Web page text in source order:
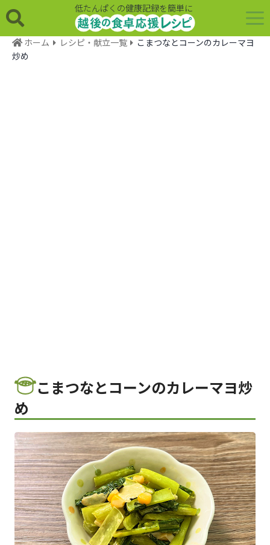
低たんぱくの健康記録を簡単に
ホーム レシピ・献立一覧
こまつなとコーンのカレーマヨ
炒め
こまつなとコーンのカレーマヨ炒
め